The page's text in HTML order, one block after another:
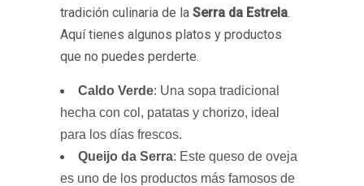
tradición culinaria de la Serra da Estrela.
Aquí tienes algunos platos y productos
que no puedes perderte.
Caldo Verde: Una sopa tradicional
hecha con col, patatas y chorizo, ideal
para los días frescos.
Queijo da Serra: Este queso de oveja
es uno de los productos más famosos de